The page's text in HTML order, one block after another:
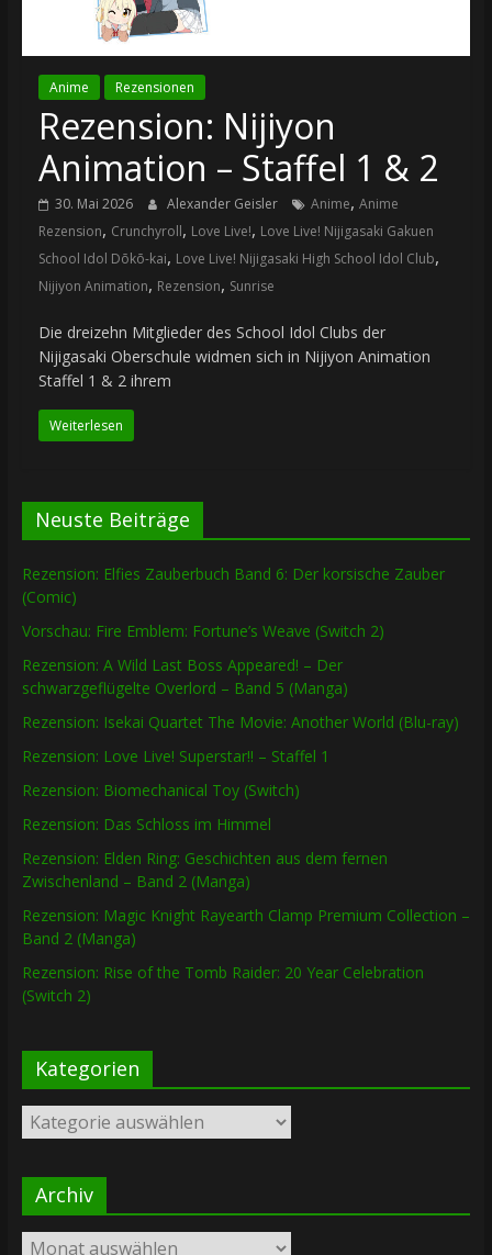
Anime Rezensionen
Rezension: Nijiyon
Animation – Staffel 1 & 2
30. Mai 2026 Alexander Geisler Anime, Anime
Rezension, Crunchyroll, Love Live!, Love Live! Nijigasaki Gakuen
School Idol Dōkō-kai, Love Live! Nijigasaki High School Idol Club,
Nijiyon Animation, Rezension, Sunrise
Die dreizehn Mitglieder des School Idol Clubs der
Nijigasaki Oberschule widmen sich in Nijiyon Animation
Staffel 1 & 2 ihrem
Weiterlesen
Neuste Beiträge
Rezension: Elfies Zauberbuch Band 6: Der korsische Zauber
(Comic)
Vorschau: Fire Emblem: Fortune’s Weave (Switch 2)
Rezension: A Wild Last Boss Appeared! – Der
schwarzgeflügelte Overlord – Band 5 (Manga)
Rezension: Isekai Quartet The Movie: Another World (Blu-ray)
Rezension: Love Live! Superstar!! – Staffel 1
Rezension: Biomechanical Toy (Switch)
Rezension: Das Schloss im Himmel
Rezension: Elden Ring: Geschichten aus dem fernen
Zwischenland – Band 2 (Manga)
Rezension: Magic Knight Rayearth Clamp Premium Collection –
Band 2 (Manga)
Rezension: Rise of the Tomb Raider: 20 Year Celebration
(Switch 2)
Kategorien
Kategorien
Archiv
Archiv